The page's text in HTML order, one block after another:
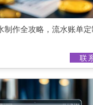
制作全攻略，流水账单
联